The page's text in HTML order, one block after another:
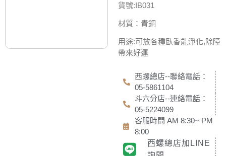
貨號:IB031
材質：青銅
用途:可放各種臥香能淨化,除障
帶來好運
西螺總店--聯絡電話：
05-5861104
斗六分店--連絡電話：
05-5224099
客服時間 AM 8:30~ PM
8:00
西螺總店加LINE